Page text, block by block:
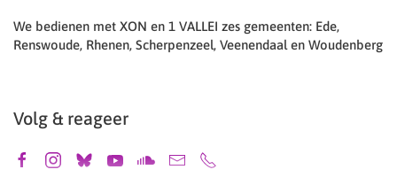
We bedienen met XON en 1 VALLEI zes gemeenten: Ede,
Renswoude, Rhenen, Scherpenzeel, Veenendaal en Woudenberg
Volg & reageer